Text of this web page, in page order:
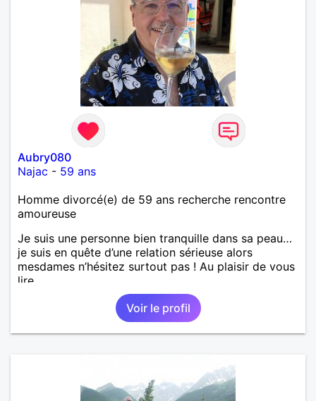
Aubry080
Najac - 59 ans
Homme divorcé(e) de 59 ans recherche rencontre
amoureuse
Je suis une personne bien tranquille dans sa peau…
je suis en quête d’une relation sérieuse alors
mesdames n’hésitez surtout pas ! Au plaisir de vous
lire.
Voir le profil